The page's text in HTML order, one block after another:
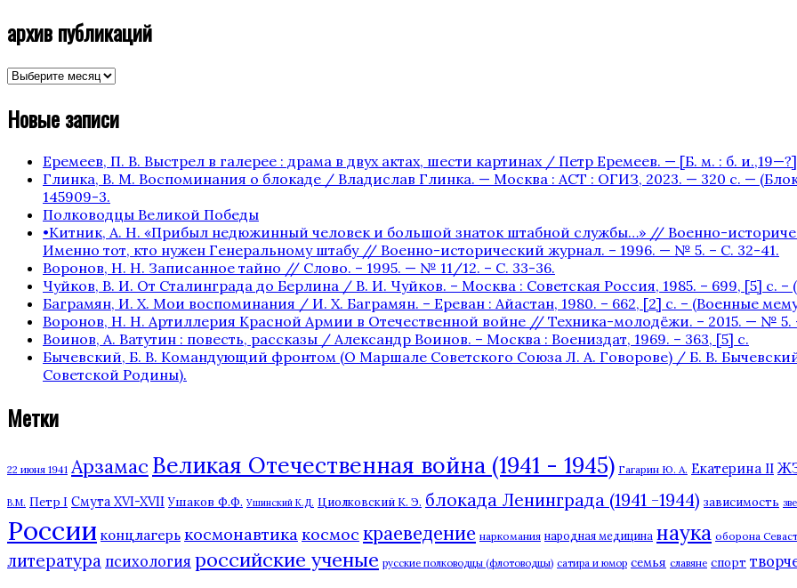
архив публикаций
архив
Новые записи
Еремеев, П. В. Выстрел в галерее : драма в двух актах, шести картинах / Петр Еремеев. — [Б. м. : б.
Глинка, В. М. Воспоминания о блокаде / Владислав Глинка. — Москва : АСТ : ОГИЗ, 2023. — 320 с. —
145909-3.
Полководцы Великой Победы
•Китник, А. Н. «Прибыл недюжинный человек и большой знаток штабной службы…» // Военно-
Именно тот, кто нужен Генеральному штабу // Военно-исторический журнал. – 1996. — № 5. – С. 32-41.
Воронов, Н. Н. Записанное тайно // Слово. – 1995. — № 11/12. – С. 33-36.
Чуйков, В. И. От Сталинграда до Берлина / В. И. Чуйков. – Москва : Советская Россия, 1985. – 699, [5] с.
Баграмян, И. Х. Мои воспоминания / И. Х. Баграмян. – Ереван : Айастан, 1980. – 662, [2] c. – (Военные
Воронов, Н. Н. Артиллерия Красной Армии в Отечественной войне // Техника-молодёжи. – 2015. — № 5.
Воинов, А. Ватутин : повесть, рассказы / Александр Воинов. – Москва : Воениздат, 1969. – 363, [5] с.
Бычевский, Б. В. Командующий фронтом (О Маршале Советского Союза Л. А. Говорове) / Б. В.
Советской Родины).
Метки
22 июня 1941 Арзамас Великая Отечественная война (1941 - 1945) Гагарин Ю. А. Екатерина II
В.М. Петр I Смута XVI-XVII Ушаков Ф.Ф. Ушинский К.Д. Циолковский К. Э. блокада Ленинграда (1941 -1944) зависимость
России концлагерь космонавтика космос краеведение наркомания народная медицина наука оборона
литература психология российские ученые русские полководцы (флотоводцы) сатира и юмор семья славяне спорт